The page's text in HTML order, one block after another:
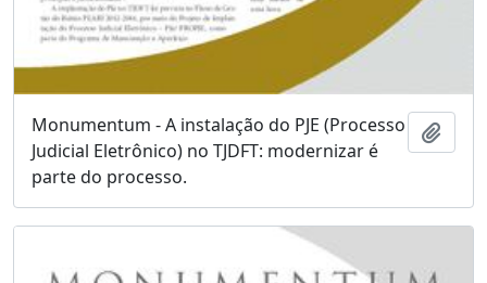
Monumentum - A instalação do PJE (Processo
Judicial Eletrônico) no TJDFT: modernizar é
parte do processo.